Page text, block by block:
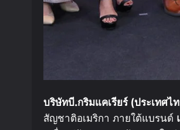
บริษัทบี.กริมแคเรียร์(ประเทศไ
สัญชาติอเมริกา ภายใต้แบรนด์